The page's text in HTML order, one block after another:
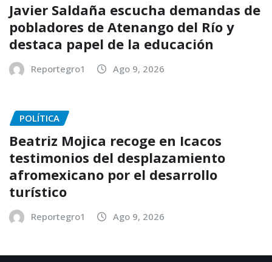
Javier Saldaña escucha demandas de
pobladores de Atenango del Río y
destaca papel de la educación
Reportegro1 Ago 9, 2026
POLÍTICA
Beatriz Mojica recoge en Icacos
testimonios del desplazamiento
afromexicano por el desarrollo
turístico
Reportegro1 Ago 9, 2026